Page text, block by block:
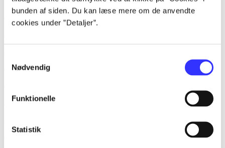
bunden af siden. Du kan læse mere om de anvendte
cookies under ”Detaljer”.
Nødvendig
Funktionelle
Statistik